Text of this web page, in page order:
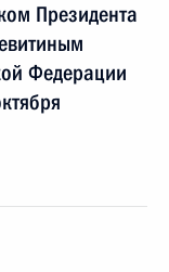
Президента
Федерации